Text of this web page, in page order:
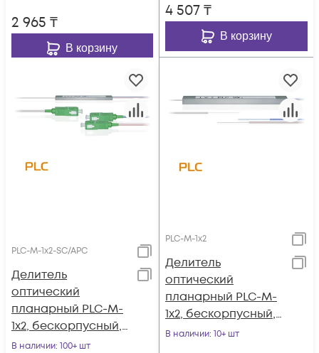
2 965 ₸
В корзину
4 507₸
В корзину
PLC-M-1x2-SC/APC
Делитель
оптический
планарный PLC-M-
1x2, бескорпусный,
разъемы SC/APC
В наличии: 100+ шт
PLC-M-1x2
Делитель
оптический
планарный PLC-M-
1x2, бескорпусный,
неоконцованный
В наличии: 10+ шт